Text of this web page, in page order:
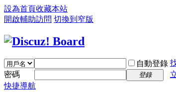
設為首頁收藏本站
開啟輔助訪問 切換到窄版
自動登錄
密碼
登錄
快捷導航